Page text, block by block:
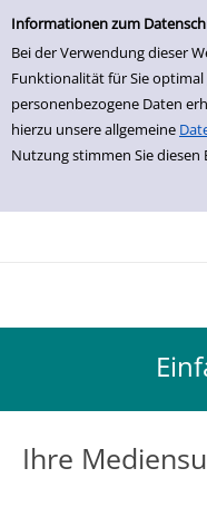
Einfache Suche
Informationen zum
Bei der Verwendung dieser
Funktionalität für Sie
personenbezogene Daten
hierzu unsere allgemeine
Nutzung stimmen Sie diesen
Zur Detailanzeige springen
Ihre